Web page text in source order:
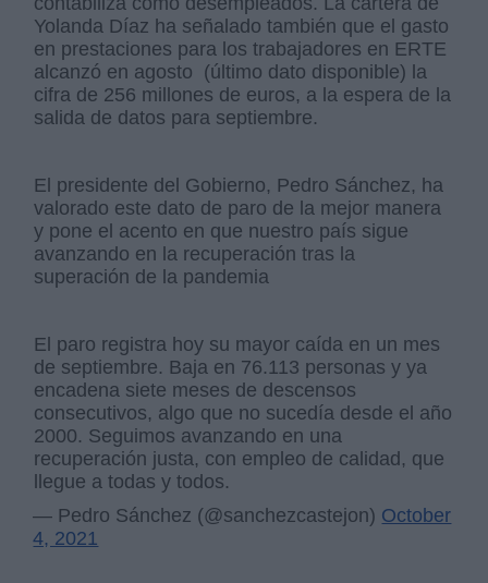
Yolanda Díaz ha señalado también que el gasto
en prestaciones para los trabajadores en ERTE
alcanzó en agosto (último dato disponible) la
cifra de 256 millones de euros, a la espera de la
salida de datos para septiembre.
El presidente del Gobierno, Pedro Sánchez, ha
valorado este dato de paro de la mejor manera
y pone el acento en que nuestro país sigue
avanzando en la recuperación tras la
superación de la pandemia
El paro registra hoy su mayor caída en un mes
de septiembre. Baja en 76.113 personas y ya
encadena siete meses de descensos
consecutivos, algo que no sucedía desde el año
2000. Seguimos avanzando en una
recuperación justa, con empleo de calidad, que
llegue a todas y todos.
— Pedro Sánchez (@sanchezcastejon) October
4, 2021